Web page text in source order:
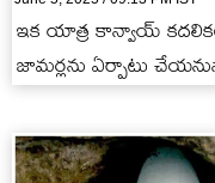
ఇక యాత్ర కాన్వాయ్
జామర్లను ఏర్పాటు